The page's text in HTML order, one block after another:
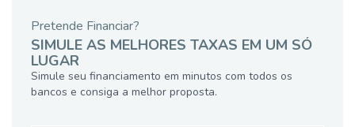
Pretende Financiar?
SIMULE AS MELHORES TAXAS EM UM SÓ
LUGAR
Simule seu financiamento em minutos com todos os
bancos e consiga a melhor proposta.